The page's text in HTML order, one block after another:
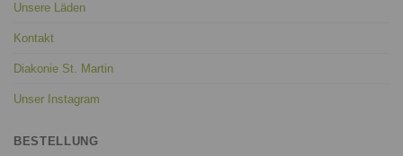
Unsere Läden
Kontakt
Diakonie St. Martin
Unser Instagram
BESTELLUNG